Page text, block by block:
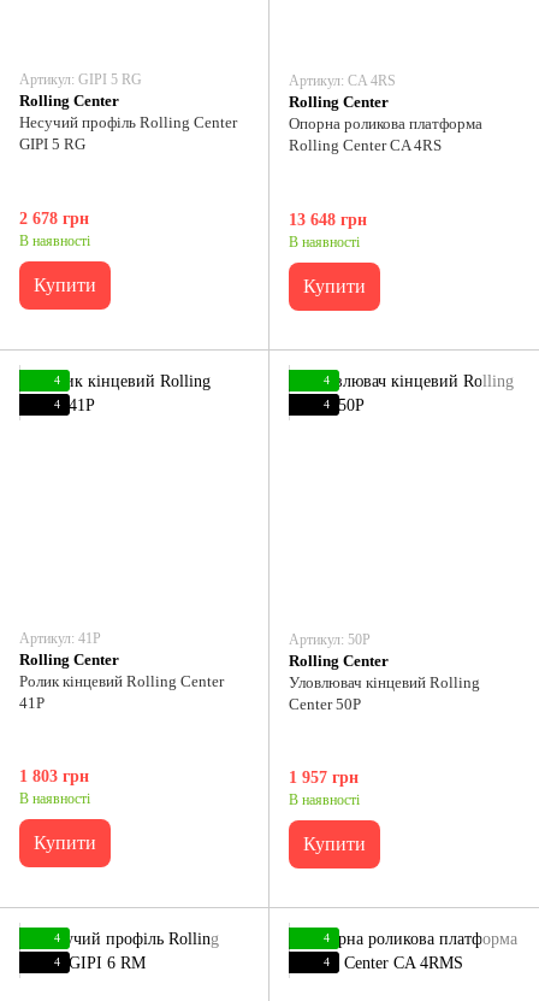
Артикул: GIPI 5 RG
Rolling Center
Несучий профіль Rolling Center
GIPI 5 RG
2 678 грн
В наявності
Купити
Артикул: CA 4RS
Rolling Center
Опорна роликова платформа
Rolling Center CA 4RS
13 648 грн
В наявності
Купити
4
4
Артикул: 41P
Rolling Center
Ролик кінцевий Rolling Center
41P
1 803 грн
В наявності
Купити
4
4
Артикул: 50P
Rolling Center
Уловлювач кінцевий Rolling
Center 50P
1 957 грн
В наявності
Купити
4
4
4
4